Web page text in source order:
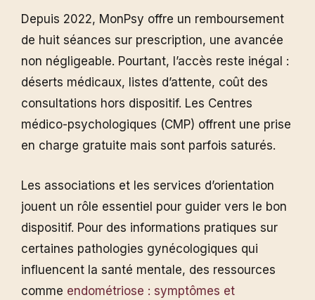
Depuis 2022, MonPsy offre un remboursement
de huit séances sur prescription, une avancée
non négligeable. Pourtant, l’accès reste inégal :
déserts médicaux, listes d’attente, coût des
consultations hors dispositif. Les Centres
médico-psychologiques (CMP) offrent une prise
en charge gratuite mais sont parfois saturés.
Les associations et les services d’orientation
jouent un rôle essentiel pour guider vers le bon
dispositif. Pour des informations pratiques sur
certaines pathologies gynécologiques qui
influencent la santé mentale, des ressources
comme endométriose : symptômes et